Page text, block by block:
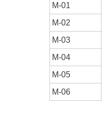
M-01
M-02
M-03
M-04
M-05
M-06